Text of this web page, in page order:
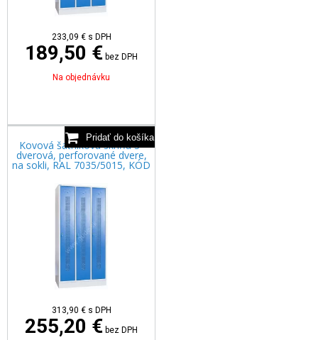
233,09 € s DPH
189,50 € bez DPH
Na objednávku
Kovová šatníková skriňa 3-
dverová, perforované dvere,
na sokli, RAL 7035/5015, KÓD
313,90 € s DPH
255,20 € bez DPH